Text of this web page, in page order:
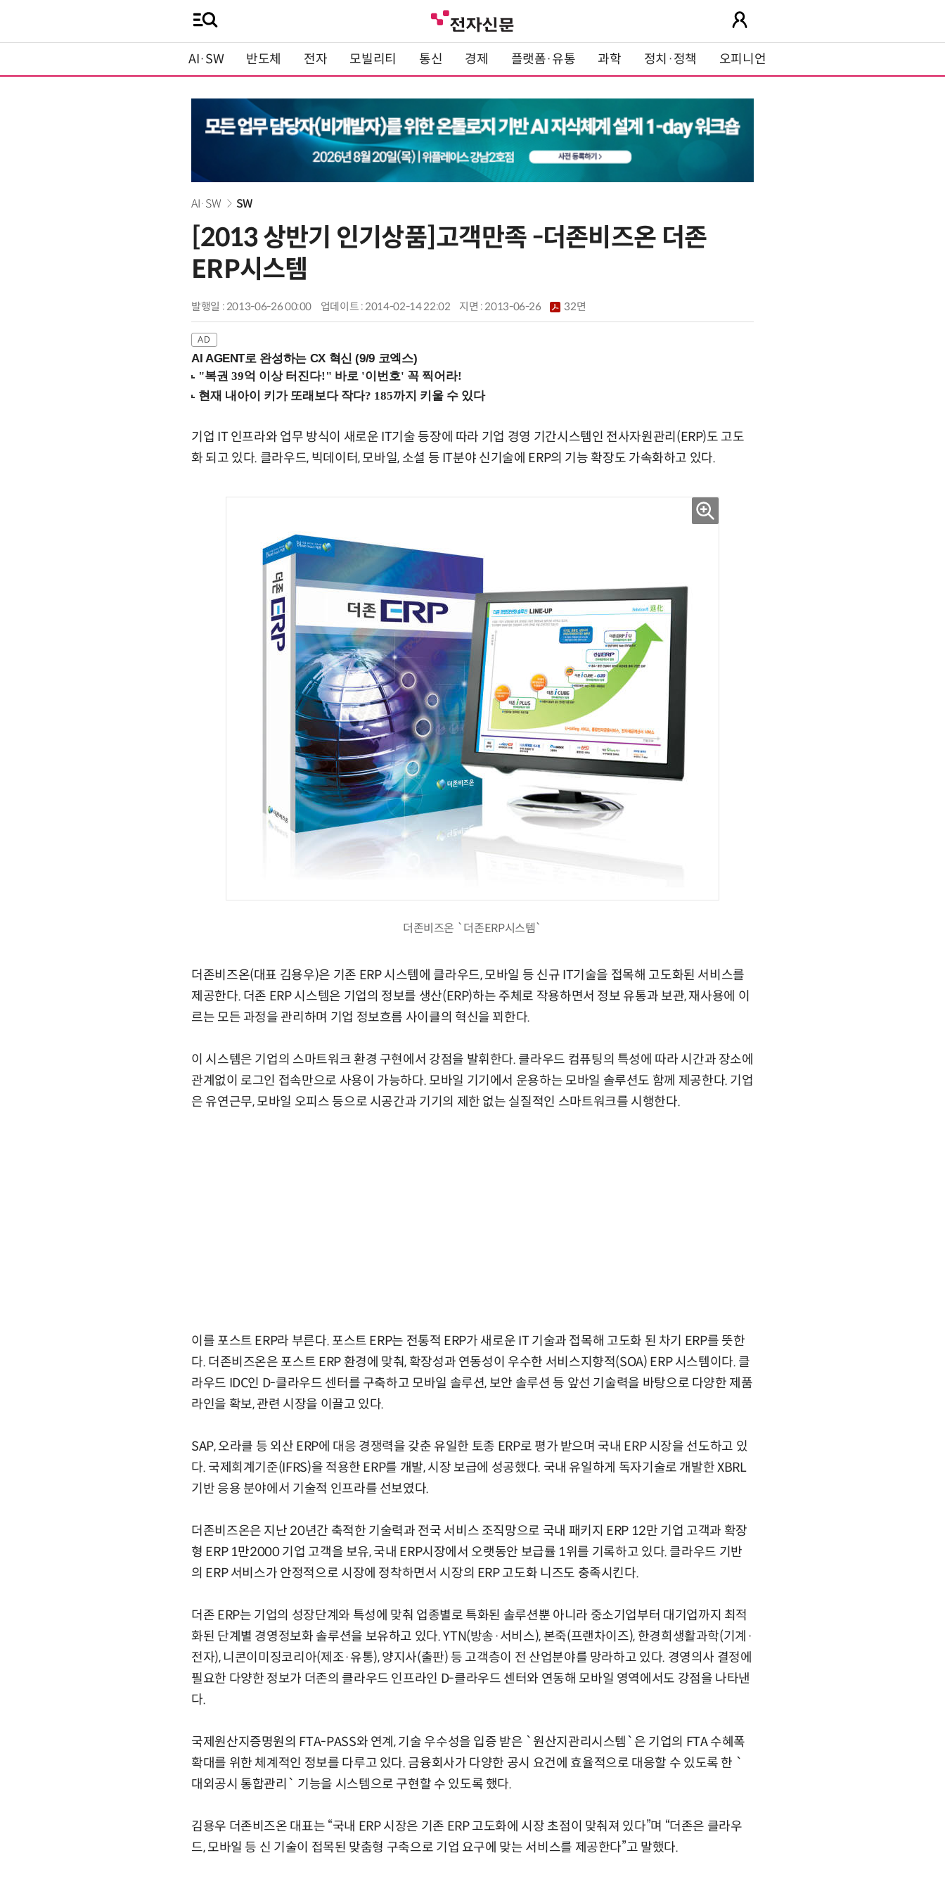
AI·SW 반도체 전자 모빌리티 통신 경제 플랫폼·유통 과학 정치·정책 오피니언
AI·SW SW
[2013 상반기 인기상품]고객만족 -더존비즈온 더존
ERP시스템
발행일 : 2013-06-26 00:00 업데이트 : 2014-02-14 22:02 지면 :2013-06-26 32면
AI AGENT로 완성하는 CX 혁신 (9/9 코엑스)
기업 IT 인프라와 업무 방식이 새로운 IT기술 등장에 따라 기업 경영 기간시스템인 전사자원관리(ERP)도 고도
화 되고 있다. 클라우드, 빅데이터, 모바일, 소셜 등 IT분야 신기술에 ERP의 기능 확장도 가속화하고 있다.
더존비즈온 `더존ERP시스템`
더존비즈온(대표 김용우)은 기존 ERP 시스템에 클라우드, 모바일 등 신규 IT기술을 접목해 고도화된 서비스를
제공한다. 더존 ERP 시스템은 기업의 정보를 생산(ERP)하는 주체로 작용하면서 정보 유통과 보관, 재사용에 이
르는 모든 과정을 관리하며 기업 정보흐름 사이클의 혁신을 꾀한다.
이 시스템은 기업의 스마트워크 환경 구현에서 강점을 발휘한다. 클라우드 컴퓨팅의 특성에 따라 시간과 장소에
관계없이 로그인 접속만으로 사용이 가능하다. 모바일 기기에서 운용하는 모바일 솔루션도 함께 제공한다. 기업
은 유연근무, 모바일 오피스 등으로 시공간과 기기의 제한 없는 실질적인 스마트워크를 시행한다.
이를 포스트 ERP라 부른다. 포스트 ERP는 전통적 ERP가 새로운 IT 기술과 접목해 고도화 된 차기 ERP를 뜻한
다. 더존비즈온은 포스트 ERP 환경에 맞춰, 확장성과 연동성이 우수한 서비스지향적(SOA) ERP 시스템이다. 클
라우드 IDC인 D-클라우드 센터를 구축하고 모바일 솔루션, 보안 솔루션 등 앞선 기술력을 바탕으로 다양한 제품
라인을 확보, 관련 시장을 이끌고 있다.
SAP, 오라클 등 외산 ERP에 대응 경쟁력을 갖춘 유일한 토종 ERP로 평가 받으며 국내 ERP 시장을 선도하고 있
다. 국제회계기준(IFRS)을 적용한 ERP를 개발, 시장 보급에 성공했다. 국내 유일하게 독자기술로 개발한 XBRL
기반 응용 분야에서 기술적 인프라를 선보였다.
더존비즈온은 지난 20년간 축적한 기술력과 전국 서비스 조직망으로 국내 패키지 ERP 12만 기업 고객과 확장
형 ERP 1만2000 기업 고객을 보유, 국내 ERP시장에서 오랫동안 보급률 1위를 기록하고 있다. 클라우드 기반
의 ERP 서비스가 안정적으로 시장에 정착하면서 시장의 ERP 고도화 니즈도 충족시킨다.
더존 ERP는 기업의 성장단계와 특성에 맞춰 업종별로 특화된 솔루션뿐 아니라 중소기업부터 대기업까지 최적
화된 단계별 경영정보화 솔루션을 보유하고 있다. YTN(방송·서비스), 본죽(프랜차이즈), 한경희생활과학(기계·
전자), 니콘이미징코리아(제조·유통), 양지사(출판) 등 고객층이 전 산업분야를 망라하고 있다. 경영의사 결정에
필요한 다양한 정보가 더존의 클라우드 인프라인 D-클라우드 센터와 연동해 모바일 영역에서도 강점을 나타낸
다.
국제원산지증명원의 FTA-PASS와 연계, 기술 우수성을 입증 받은 `원산지관리시스템`은 기업의 FTA 수혜폭
확대를 위한 체계적인 정보를 다루고 있다. 금융회사가 다양한 공시 요건에 효율적으로 대응할 수 있도록 한 `
대외공시 통합관리` 기능을 시스템으로 구현할 수 있도록 했다.
김용우 더존비즈온 대표는 “국내 ERP 시장은 기존 ERP 고도화에 시장 초점이 맞춰져 있다”며 “더존은 클라우
드, 모바일 등 신 기술이 접목된 맞춤형 구축으로 기업 요구에 맞는 서비스를 제공한다”고 말했다.